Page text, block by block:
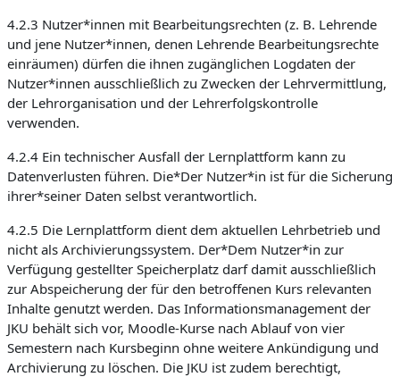
4.2.3 Nutzer*innen mit Bearbeitungsrechten (z. B. Lehrende
und jene Nutzer*innen, denen Lehrende Bearbeitungsrechte
einräumen) dürfen die ihnen zugänglichen Logdaten der
Nutzer*innen ausschließlich zu Zwecken der Lehrvermittlung,
der Lehrorganisation und der Lehrerfolgskontrolle
verwenden.
4.2.4 Ein technischer Ausfall der Lernplattform kann zu
Datenverlusten führen. Die*Der Nutzer*in ist für die Sicherung
ihrer*seiner Daten selbst verantwortlich.
4.2.5 Die Lernplattform dient dem aktuellen Lehrbetrieb und
nicht als Archivierungssystem. Der*Dem Nutzer*in zur
Verfügung gestellter Speicherplatz darf damit ausschließlich
zur Abspeicherung der für den betroffenen Kurs relevanten
Inhalte genutzt werden. Das Informationsmanagement der
JKU behält sich vor, Moodle-Kurse nach Ablauf von vier
Semestern nach Kursbeginn ohne weitere Ankündigung und
Archivierung zu löschen. Die JKU ist zudem berechtigt,